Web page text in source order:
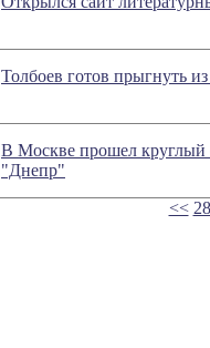
Толбоев готов прыгнуть
В Москве прошел круглый
"Днепр"
<<